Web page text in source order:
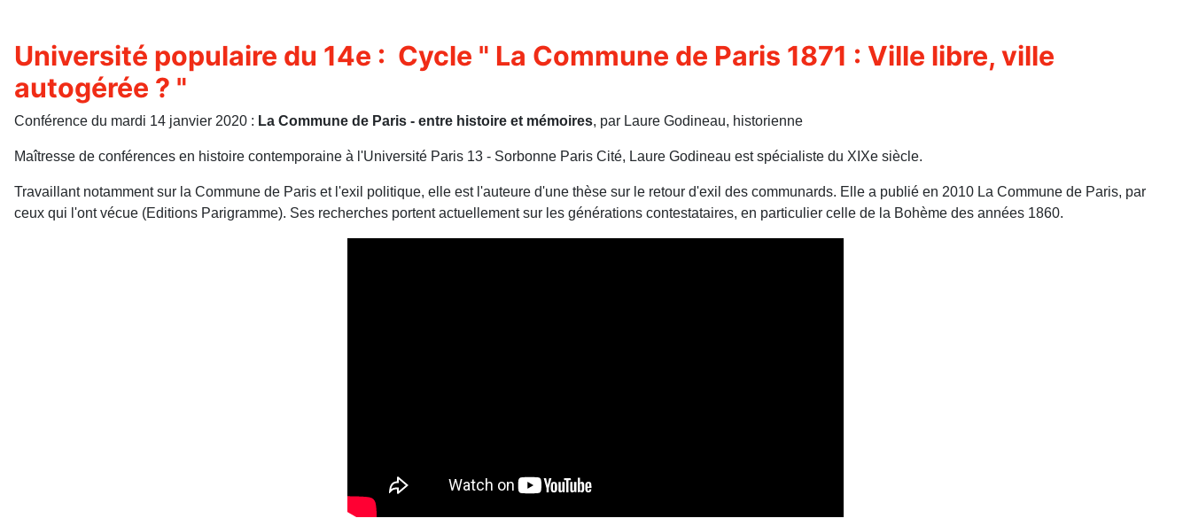
Université populaire du 14e : Cycle " La Commune de Paris 1871 : Ville libre, ville
autogérée ? "
Conférence du mardi 14 janvier 2020 : La Commune de Paris - entre histoire et mémoires, par Laure Godineau, historienne
Maîtresse de conférences en histoire contemporaine à l'Université Paris 13 - Sorbonne Paris Cité, Laure Godineau est spécialiste du XIXe siècle.
Travaillant notamment sur la Commune de Paris et l'exil politique, elle est l'auteure d'une thèse sur le retour d'exil des communards. Elle a publié en 2010 La Commune de Paris, par
ceux qui l'ont vécue (Editions Parigramme). Ses recherches portent actuellement sur les générations contestataires, en particulier celle de la Bohème des années 1860.